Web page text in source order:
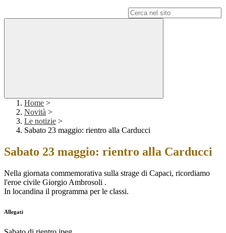
Home >
Novità >
Le notizie >
Sabato 23 maggio: rientro alla Carducci
Sabato 23 maggio: rientro alla Carducci
Nella giornata commemorativa sulla strage di Capaci, ricordiamo
l'eroe civile Giorgio Ambrosoli .
In locandina il programma per le classi.
Allegati